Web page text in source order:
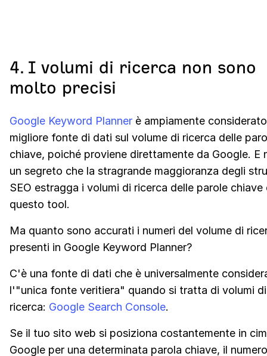
4. I volumi di ricerca non sono
molto precisi
Google Keyword Planner è ampiamente
migliore fonte di dati sul volume di ricerca delle
chiave, poiché proviene direttamente da Google. E
un segreto che la stragrande maggioranza degli
SEO estragga i volumi di ricerca delle parole chiave
questo tool.
Ma quanto sono accurati i numeri del volume di
presenti in Google Keyword Planner?
C'è una fonte di dati che è universalmente
l'"unica fonte veritiera" quando si tratta di volumi di
ricerca: Google Search Console.
Se il tuo sito web si posiziona costantemente in
Google per una determinata parola chiave, il